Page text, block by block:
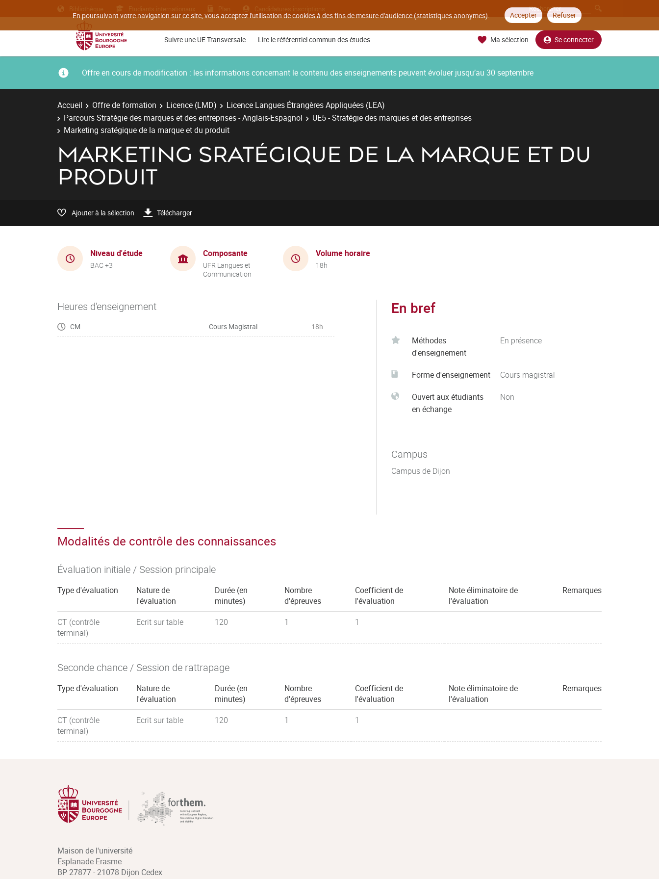
En poursuivant votre navigation sur ce site, vous acceptez l'utilisation de cookies à des fins de mesure d'audience (statistiques anonymes). Accepter Refuser
Bibliothèque Etudiants internationaux Plan Candidatures inscriptions
Suivre une UE Transversale Lire le référentiel commun des études Ma sélection Se connecter
Offre en cours de modification : les informations concernant le contenu des enseignements peuvent évoluer jusqu’au 30 septembre
Accueil Offre de formation Licence (LMD)
Licence Langues Étrangères Appliquées (LEA)
Parcours Stratégie des marques et des entreprises - Anglais-Espagnol
UE5 - Stratégie des marques et des entreprises
Marketing sratégique de la marque et du produit
MARKETING SRATÉGIQUE DE LA MARQUE ET DU
PRODUIT
Ajouter à la sélection Télécharger
Niveau d'étude
BAC +3
Composante
UFR Langues et
Communication
Volume horaire
18h
Heures d'enseignement
CM Cours Magistral 18h
En bref
Méthodes
d'enseignement
En présence
Forme d'enseignement Cours magistral
Ouvert aux étudiants
en échange
Non
Campus
Campus de Dijon
Modalités de contrôle des connaissances
Évaluation initiale / Session principale
Type d'évaluation
Nature de
l'évaluation
Durée (en
minutes)
Nombre
d'épreuves
Coefficient de
l'évaluation
Note éliminatoire de
l'évaluation
Remarques
CT (contrôle
terminal)
Ecrit sur table 120 1 1
Seconde chance / Session de rattrapage
Type d'évaluation
Nature de
l'évaluation
Durée (en
minutes)
Nombre
d'épreuves
Coefficient de
l'évaluation
Note éliminatoire de
l'évaluation
Remarques
CT (contrôle
terminal)
Ecrit sur table 120 1 1
Maison de l'université
Esplanade Erasme
BP 27877 - 21078 Dijon Cedex